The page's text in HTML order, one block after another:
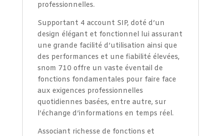
professionnelles.
Supportant 4 account SIP, doté d’un
design élégant et fonctionnel lui assurant
une grande facilité d’utilisation ainsi que
des performances et une fiabilité élevées,
snom 710 offre un vaste éventail de
fonctions fondamentales pour faire face
aux exigences professionnelles
quotidiennes basées, entre autre, sur
l’échange d’informations en temps réel.
Associant richesse de fonctions et